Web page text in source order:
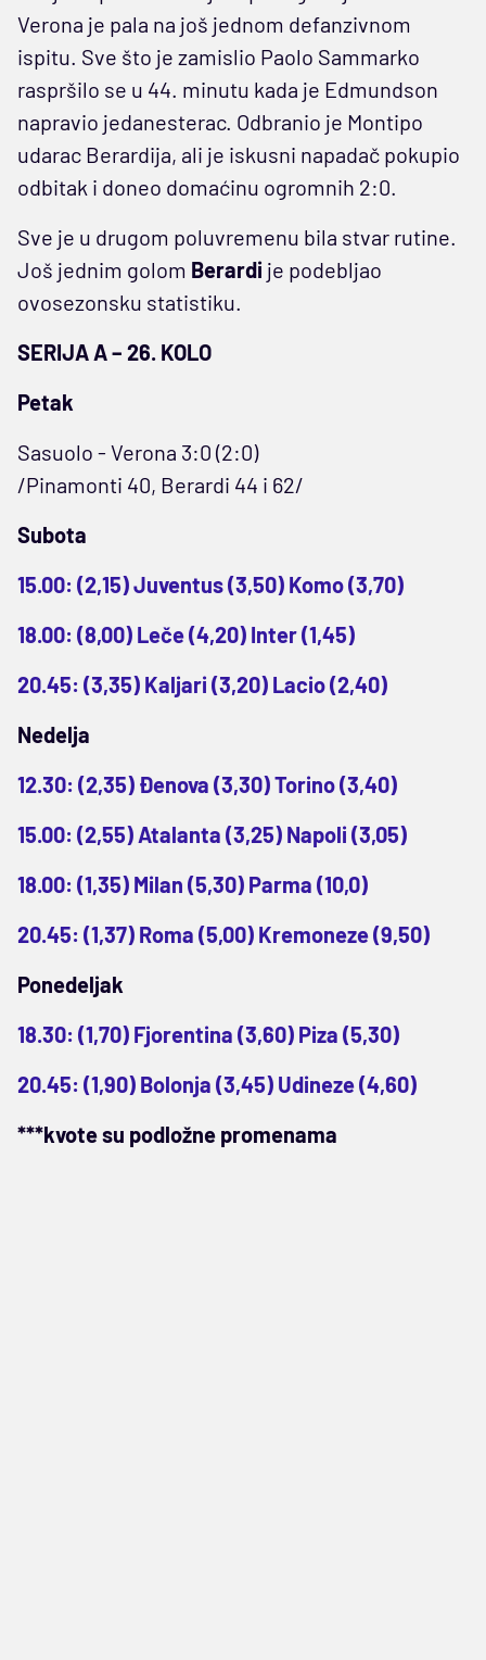
Verona je pala na još jednom defanzivnom
ispitu. Sve što je zamislio Paolo Sammarko
raspršilo se u 44. minutu kada je Edmundson
napravio jedanesterac. Odbranio je Montipo
udarac Berardija, ali je iskusni napadač pokupio
odbitak i doneo domaćinu ogromnih 2:0.
Sve je u drugom poluvremenu bila stvar rutine.
Još jednim golom Berardi je podebljao
ovosezonsku statistiku.
SERIJA A – 26. KOLO
Petak
Sasuolo - Verona 3:0 (2:0)
/Pinamonti 40, Berardi 44 i 62/
Subota
15.00: (2,15) Juventus (3,50) Komo (3,70)
18.00: (8,00) Leče (4,20) Inter (1,45)
20.45: (3,35) Kaljari (3,20) Lacio (2,40)
Nedelja
12.30: (2,35) Đenova (3,30) Torino (3,40)
15.00: (2,55) Atalanta (3,25) Napoli (3,05)
18.00: (1,35) Milan (5,30) Parma (10,0)
20.45: (1,37) Roma (5,00) Kremoneze (9,50)
Ponedeljak
18.30: (1,70) Fjorentina (3,60) Piza (5,30)
20.45: (1,90) Bolonja (3,45) Udineze (4,60)
***kvote su podložne promenama